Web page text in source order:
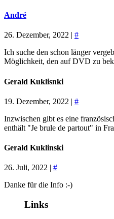
André
26. Dezember, 2022 | #
Ich suche den schon länger
Möglichkeit, den auf DVD zu
Gerald Kuklisnki
19. Dezember, 2022 | #
Inzwischen gibt es eine
enthält "Je brule de partout" in
Gerald Kuklinski
26. Juli, 2022 | #
Danke für die Info :-)
Links